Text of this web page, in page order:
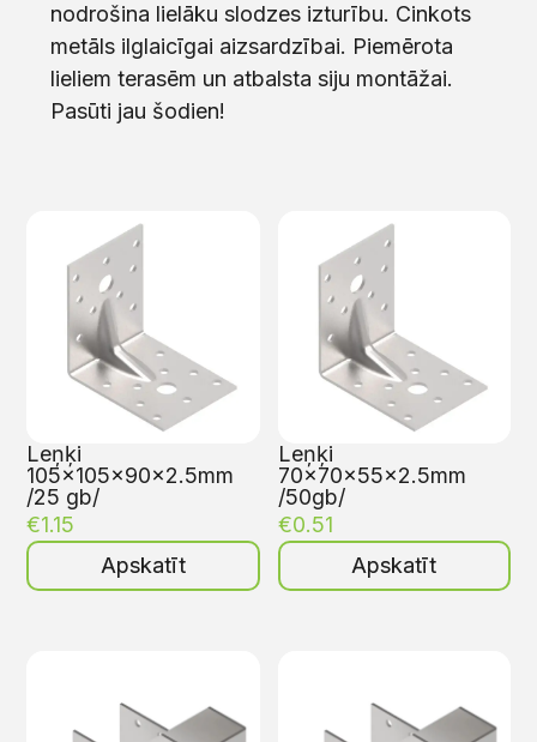
nodrošina lielāku slodzes izturību. Cinkots
metāls ilglaicīgai aizsardzībai. Piemērota
lieliem terasēm un atbalsta siju montāžai.
Pasūti jau šodien!
Leņķi
105x105x90x2.5mm
/25 gb/
€1.15
Apskatīt
Leņķi
70x70x55x2.5mm
/50gb/
€0.51
Apskatīt